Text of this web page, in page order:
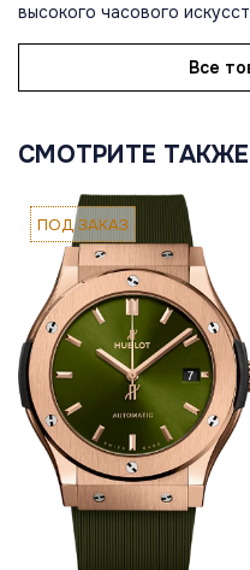
высокого часового
Все
СМОТРИТЕ ТАКЖЕ
ПОД ЗАКАЗ